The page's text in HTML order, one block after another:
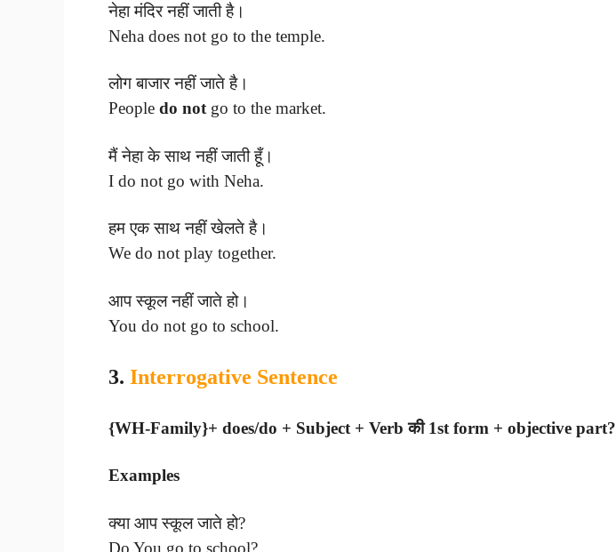
नेहा मंदिर नहीं जाती है।
Neha does not go to the temple.
लोग बाजार नहीं जाते है।
People do notgo to the market.
मैं नेहा के साथ नहीं जाती हूँ।
I do not go with Neha.
हम एक साथ नहीं खेलते है।
We do not play together.
आप स्कूल नहीं जाते हो।
You do not go to school.
3. Interrogative Sentence
{WH-Family}+ does/do + Subject + Verb की 1st form + objective part?
Examples
क्या आप स्कूल जाते हो?
Do You go to school?